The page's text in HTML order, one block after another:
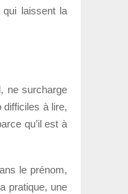
qui laissent la
ne surcharge
difficiles à lire,
qu’il est à
le prénom,
pratique, une